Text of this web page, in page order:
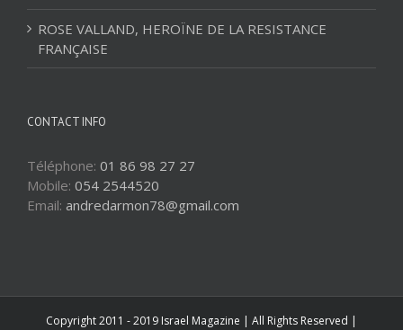
ROSE VALLAND, HEROÏNE DE LA RESISTANCE
FRANÇAISE
CONTACT INFO
Téléphone: 01 86 98 27 27
Mobile: 054 2544520
Email: andredarmon78@gmail.com
Copyright 2011 - 2019 Israel Magazine | All Rights Reserved |